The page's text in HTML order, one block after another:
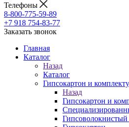
Телефоны
8-800-775-59-89
+7 918 754-83-77
Заказать звонок
Главная
Каталог
Назад
Каталог
Гипсокартон и
Назад
Гипсокартон и
Гипсоволокнистый